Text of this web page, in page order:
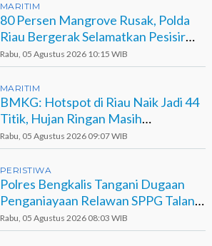
MARITIM
80 Persen Mangrove Rusak, Polda
Riau Bergerak Selamatkan Pesisir
Sinaboi
Rabu, 05 Agustus 2026 10:15 WIB
MARITIM
BMKG: Hotspot di Riau Naik Jadi 44
Titik, Hujan Ringan Masih
Berpotensi Terjadi
Rabu, 05 Agustus 2026 09:07 WIB
PERISTIWA
Polres Bengkalis Tangani Dugaan
Penganiayaan Relawan SPPG Talang
Muandau
Rabu, 05 Agustus 2026 08:03 WIB